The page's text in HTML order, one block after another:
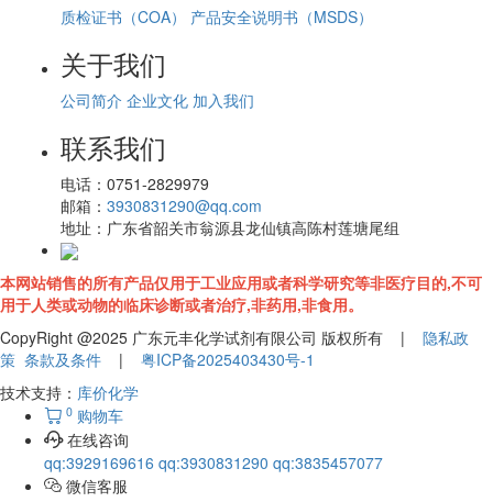
质检证书（COA） 产品安全说明书（MSDS）
关于我们
公司简介 企业文化 加入我们
联系我们
电话： 0751-2829979
邮箱： 3930831290@qq.com
地址： 广东省韶关市翁源县龙仙镇高陈村莲塘尾组
本网站销售的所有产品仅用于工业应用或者科学研究等非医疗目的,不可
用于人类或动物的临床诊断或者治疗,非药用,非食用。
CopyRight @2025 广东元丰化学试剂有限公司 版权所有 | 隐私政
策 条款及条件 | 粤ICP备2025403430号-1
技术支持： 库价化学
0 购物车
在线咨询
qq:3929169616 qq:3930831290 qq:3835457077
微信客服